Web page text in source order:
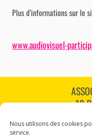
Nous utilisons des cookies
service.
Plus d’informations sur le
www.audiovisuel-
18
TÉL